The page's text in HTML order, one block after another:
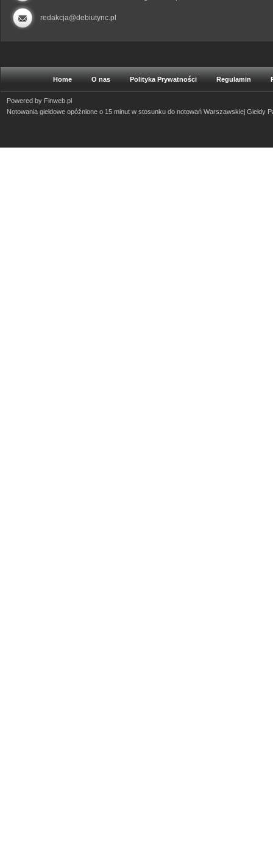
redakcja@debiutync.pl
Home O nas Polityka Prywatności Regulamin
Powered by Finweb.pl
Notowania giełdowe opóźnione o 15 minut w stosunku do notowań Warszawskiej Giełdy